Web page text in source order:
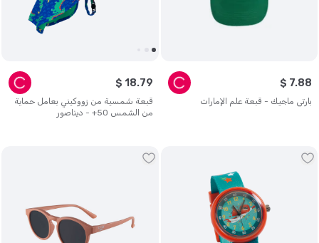
بارتي ماجيك - قبعة علم الإمارات
$ 7.88
قبعة شمسية من زووكيني بعامل حماية
من الشمس 50+ - ديناصور
$ 18.79